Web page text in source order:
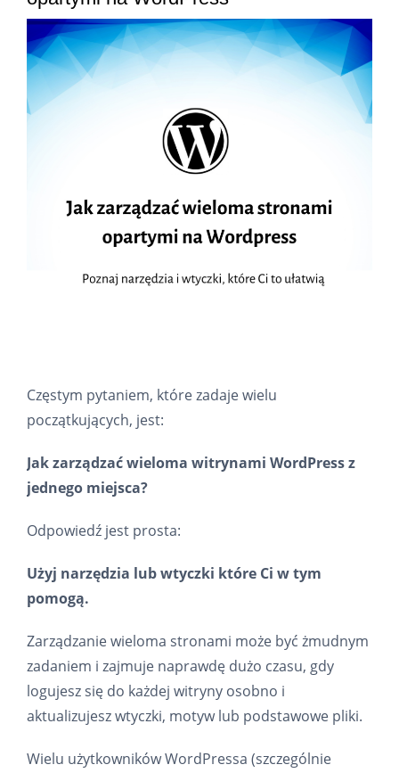
Częstym pytaniem, które zadaje wielu
początkujących, jest:
Jak zarządzać wieloma witrynami WordPress z
jednego miejsca?
Odpowiedź jest prosta:
Użyj narzędzia lub wtyczki które Ci w tym
pomogą.
Zarządzanie wieloma stronami może być żmudnym
zadaniem i zajmuje naprawdę dużo czasu, gdy
logujesz się do każdej witryny osobno i
aktualizujesz wtyczki, motyw lub podstawowe pliki.
Wielu użytkowników WordPressa (szczególnie